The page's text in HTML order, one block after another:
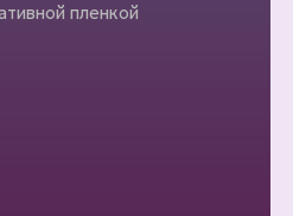
пленкой